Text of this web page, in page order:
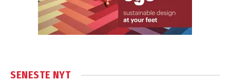
SENESTE NYT